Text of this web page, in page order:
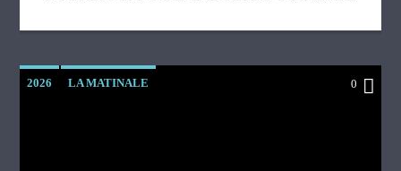
2026 LA MATINALE 0